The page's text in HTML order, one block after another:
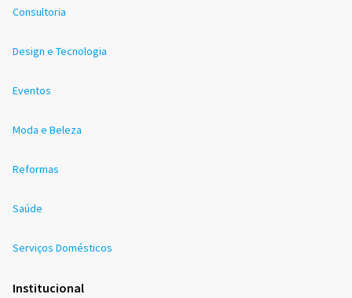
Consultoria
Design e Tecnologia
Eventos
Moda e Beleza
Reformas
Saúde
Serviços Domésticos
Institucional